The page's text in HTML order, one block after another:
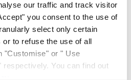
our traffic and track visitor
you consent to the use of
select only certain
to refuse the use of all
"Customise" or " Use
You can find out
Teilen
THE LOOK